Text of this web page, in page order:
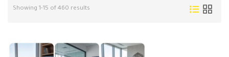
Showing 1-15 of 460 results